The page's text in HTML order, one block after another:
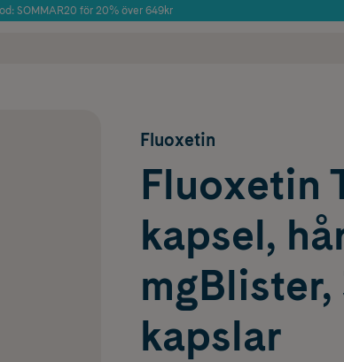
SOMMAR20 för 20% över 649kr
Fluoxetin
Fluoxetin
kapsel,
mgBlister,
kapslar